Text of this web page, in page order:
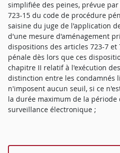
simplifiée des peines, prévue
723-15 du code de procédure
saisine du juge de l'application
d'une mesure d'aménagement
dispositions des articles 723-7
pénale dès lors que ces
chapitre II relatif à l'exécution
distinction entre les condamnés
n'imposent aucun seuil, si ce
la durée maximum de la période
surveillance électronique ;